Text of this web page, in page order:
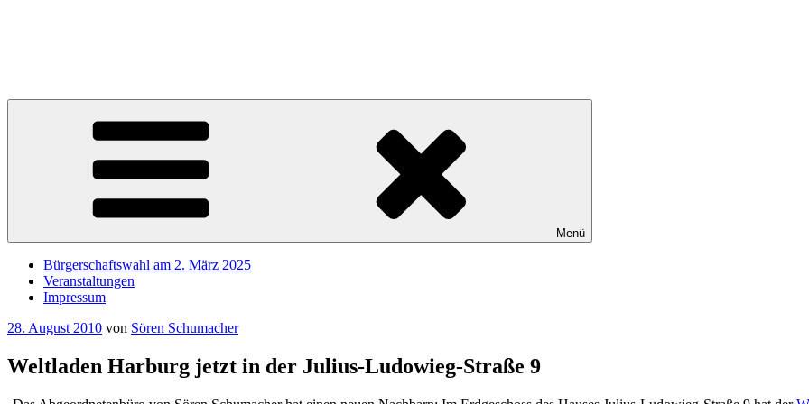
Menü
Bürgerschaftswahl am 2. März 2025
Veranstaltungen
Impressum
Veröffentlicht
28. August 2010 von Sören Schumacher
Weltladen Harburg jetzt in der Julius-Ludowieg-Straße 9